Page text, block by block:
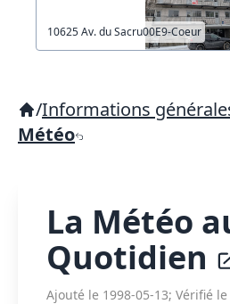
10625 Av. du Sacru00E9-Coeur
/Informations
Météo
La Météo
Quotidien
Ajouté le 1998-05-13; Vérifié le